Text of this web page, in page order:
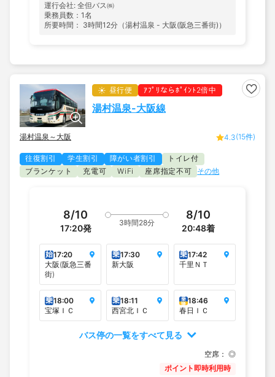
運行会社: 全但バス㈱
乗務員数：1名
所要時間： 3時間12分（湯村温泉 - 大阪(阪急三番街)）
昼行便 ｱﾌﾟﾘならﾎﾟｲﾝﾄ2倍中
湯村温泉-大阪線
湯村温泉～大阪 4.3(15件)
往復割引 学生割引 障がい者割引
トイレ付
ブランケット
充電可 WiFi 座席指定不可 その他
8/10
17:20発
3時間28分
8/10
20:48着
始17:20
大阪(阪急三番
街)
乗17:30
新大阪
乗17:42
千里ＮＴ
乗18:00
宝塚ＩＣ
乗18:11
西宮北ＩＣ
乗
降 18:46
春日ＩＣ
バス停の一覧をすべて見る
空席： ◎
ポイント即時利用時